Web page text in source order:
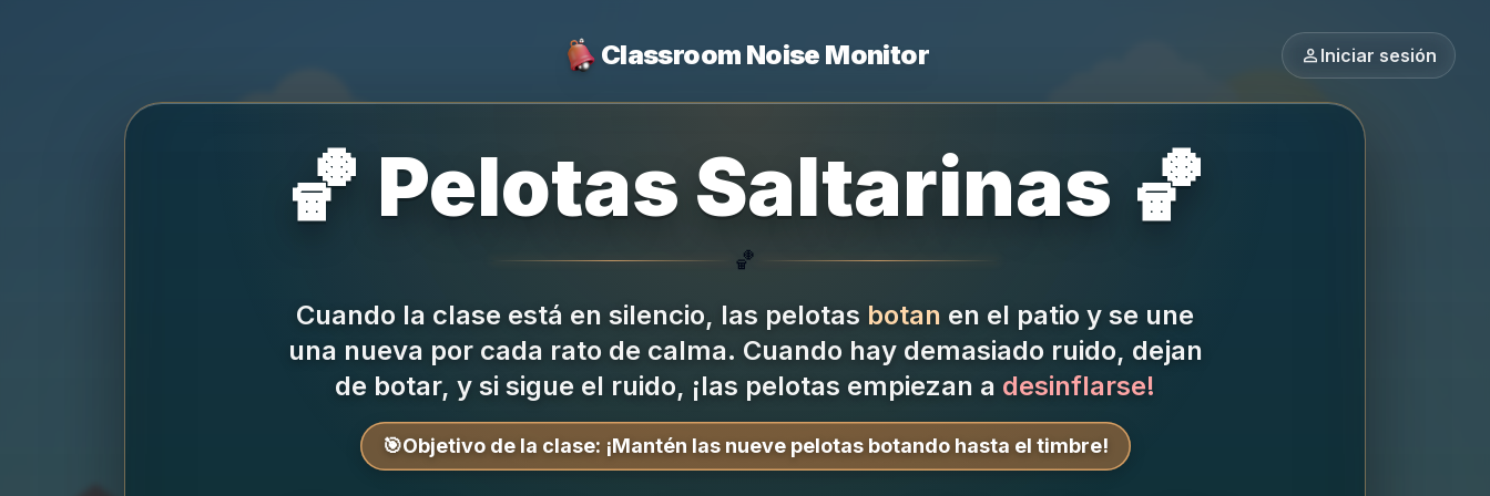
Classroom Noise Monitor person Iniciar sesión
🏀 Pelotas Saltarinas 🏀
🏀
Cuando la clase está en silencio, las pelotas botan en el patio y se une
una nueva por cada rato de calma. Cuando hay demasiado ruido, dejan
de botar, y si sigue el ruido, ¡las pelotas empiezan a desinflarse!
🎯Objetivo de la clase: ¡Mantén las nueve pelotas botando hasta el timbre!